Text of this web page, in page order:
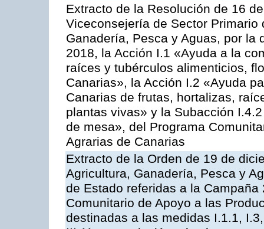
Extracto de la Resolución de 16
Viceconsejería de Sector
Ganadería, Pesca y Aguas, por la
2018, la Acción I.1 «Ayuda a la
raíces y tubérculos alimenticios,
Canarias», la Acción I.2 «Ayuda
Canarias de frutas, hortalizas,
plantas vivas» y la Subacción
de mesa», del Programa
Agrarias de Canarias
Extracto de la Orden de 19 de
Agricultura, Ganadería, Pesca y
de Estado referidas a la
Comunitario de Apoyo a las
destinadas a las medidas I.1.1,